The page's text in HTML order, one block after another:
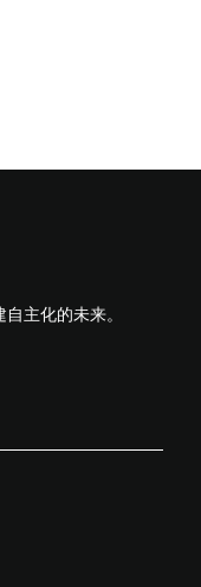
主化的未来。